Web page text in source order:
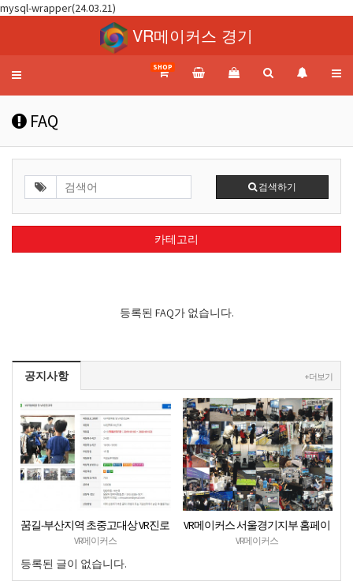
mysql-wrapper(24.03.21)
VR메이커스 경기
Toggle
SHOP
FAQ
검색하기
카테고리
등록된 FAQ가 없습니다.
공지사항 + 더보기
꿈길-부산지역 초중고대상 VR진로
직업체험 + VR안전교육 프로그램
운영공고
VR메이커스
VR메이커스 서울경기지부 홈페이
지 오픈
VR메이커스
등록된 글이 없습니다.